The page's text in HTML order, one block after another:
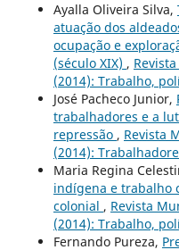
Ayalla Oliveira Silva,
atuação dos
ocupação e
(século XIX) ,
(2014): Trabalho,
José Pacheco Junior,
trabalhadores e a
repressão , Revista
(2014):
Maria Regina
indígena e trabalho
colonial , Revista
(2014): Trabalho,
Fernando Pureza,